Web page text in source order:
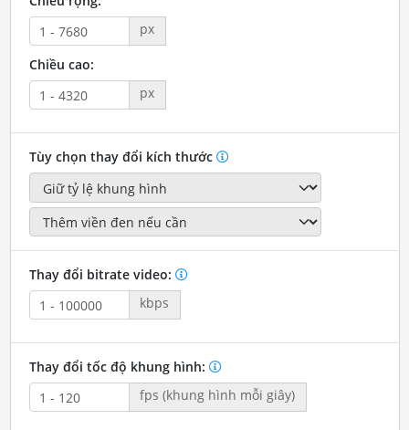
px
Chiều cao:
px
Tùy chọn thay đổi kích thước
Thay đổi bitrate video:
kbps
Thay đổi tốc độ khung hình:
fps (khung hình mỗi giây)